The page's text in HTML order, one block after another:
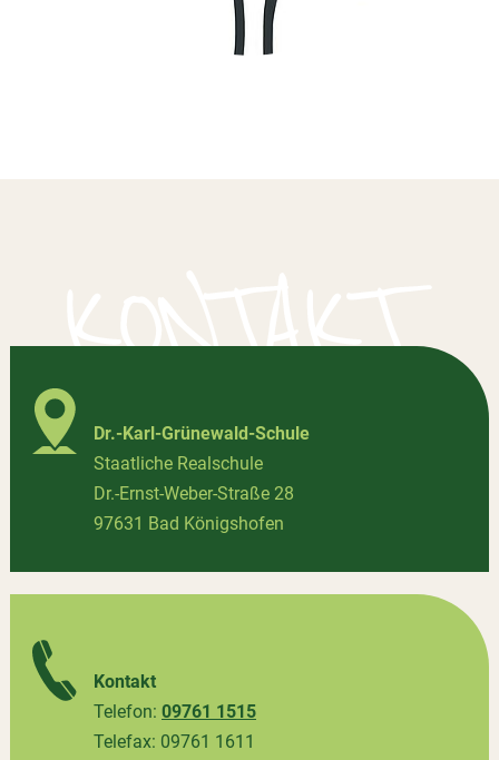
Dr.-Karl-Grünewald-Schule
Staatliche Realschule
Dr.-Ernst-Weber-Straße 28
97631 Bad Königshofen
Kontakt
Telefon: 09761 1515
Telefax: 09761 1611